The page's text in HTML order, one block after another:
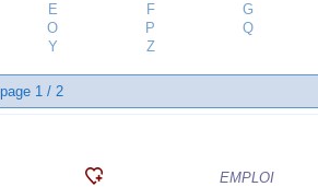
E F G
O P Q
Y Z
1 / 2
EMPLOI